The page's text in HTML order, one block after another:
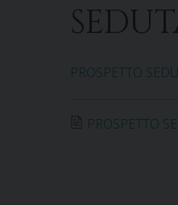
PROSPETTO
PROSPETTO